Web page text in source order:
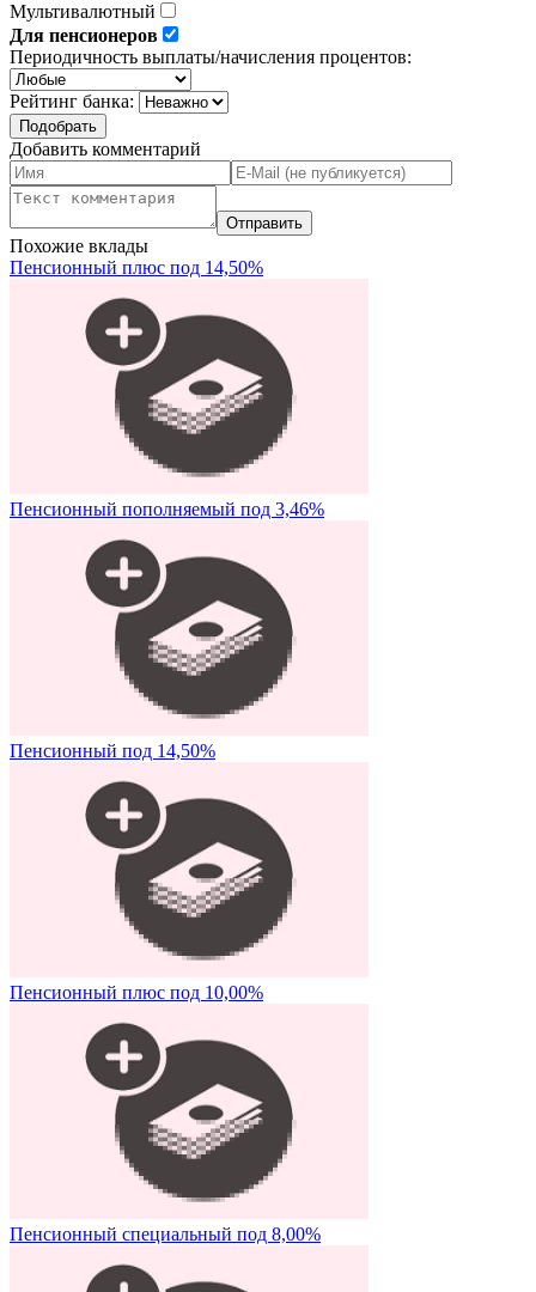
Мультивалютный
Для пенсионеров
Периодичность выплаты/начисления процентов:
Рейтинг банка:
Добавить комментарий
Похожие вклады
Пенсионный плюс под 14,50%
Пенсионный пополняемый под 3,46%
Пенсионный под 14,50%
Пенсионный плюс под 10,00%
Пенсионный специальный под 8,00%